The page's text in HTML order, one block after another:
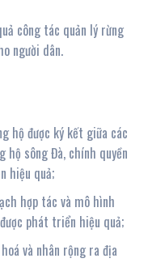
công tác quản lý rừng
người dân.
hộ được ký kết giữa các
hộ sông Đà, chính quyền
hiệu quả;
hợp tác và mô hình
phát triển hiệu quả;
và nhân rộng ra địa